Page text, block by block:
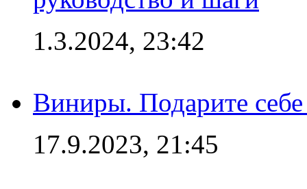
1.3.2024, 23:42
Виниры. Подарите
17.9.2023, 21:45